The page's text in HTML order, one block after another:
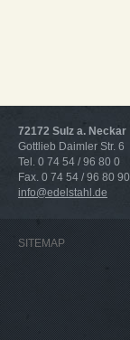
72172 Sulz a. Neckar
Gottlieb Daimler Str. 6
Tel. 0 74 54 / 96 80 0
Fax. 0 74 54 / 96 80 90
info@edelstahl.de
SITEMAP